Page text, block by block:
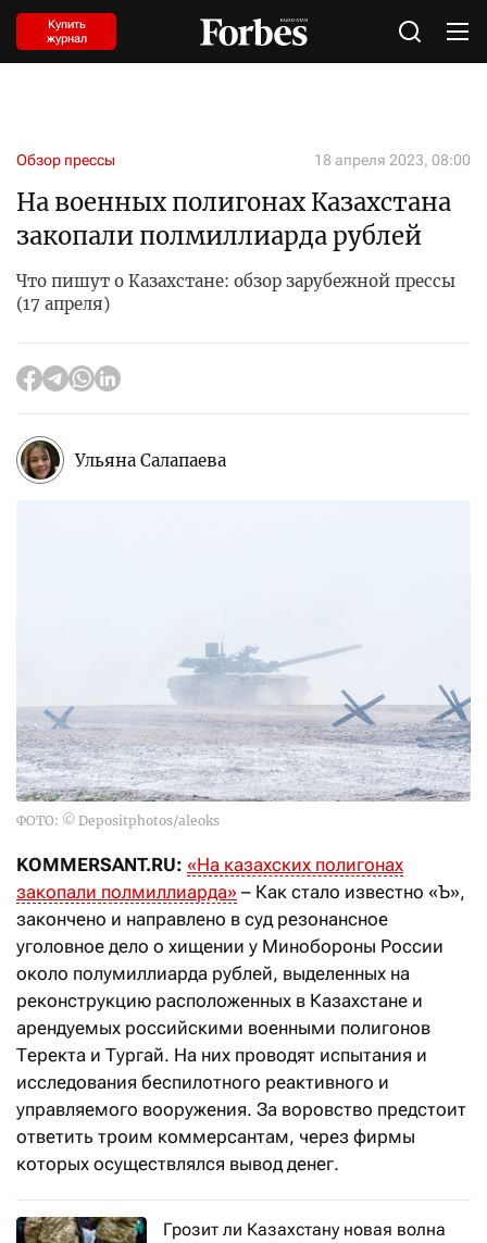
Купить
журнал
Обзор прессы 18 апреля 2023, 08:00
На военных полигонах Казахстана
закопали полмиллиарда рублей
Что пишут о Казахстане: обзор зарубежной прессы
(17 апреля)
Ульяна Салапаева
ФОТО: © Depositphotos/aleoks
KOMMERSANT.RU: «На казахских полигонах
закопали полмиллиарда» – Как стало известно «Ъ»,
закончено и направлено в суд резонансное
уголовное дело о хищении у Минобороны России
около полумиллиарда рублей, выделенных на
реконструкцию расположенных в Казахстане и
арендуемых российскими военными полигонов
Теректа и Тургай. На них проводят испытания и
исследования беспилотного реактивного и
управляемого вооружения. За воровство предстоит
ответить троим коммерсантам, через фирмы
которых осуществлялся вывод денег.
Грозит ли Казахстану новая волна